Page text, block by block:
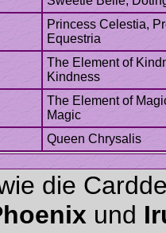
Princess Celestia,
The Element of
The Element of
die
und